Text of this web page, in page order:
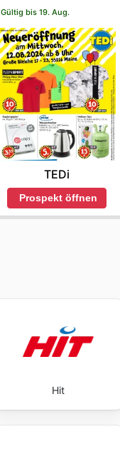
Gültig bis 19. Aug.
TEDi
Prospekt öffnen
Hit